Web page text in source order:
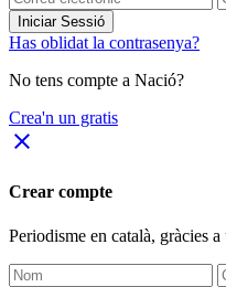
Iniciar Sessió
Has oblidat la contrasenya?
No tens compte a Nació?
Crea'n un gratis
close
Crear compte
Periodisme en català, gràcies